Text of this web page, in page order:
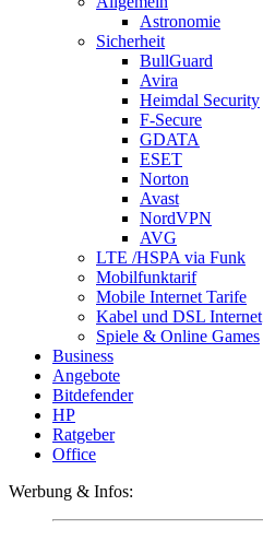
Astronomie
Sicherheit
BullGuard
Avira
Heimdal Security
F-Secure
GDATA
ESET
Norton
Avast
NordVPN
AVG
LTE /HSPA via Funk
Mobilfunktarif
Mobile Internet Tarife
Kabel und DSL Internet
Spiele & Online Games
Business
Angebote
Bitdefender
HP
Ratgeber
Office
Werbung & Infos: